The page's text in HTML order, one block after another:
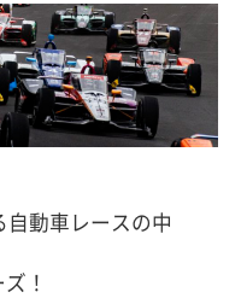
動車レースの中
！